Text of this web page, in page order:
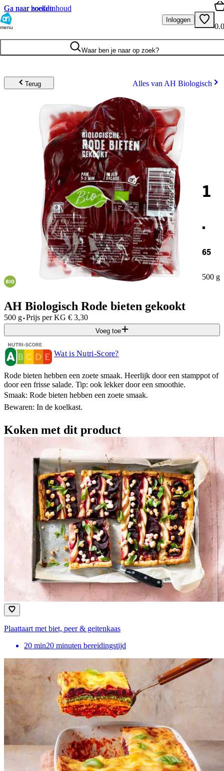
Ga naar hoofdinhoud
Ga naar zoeken
menu
Inloggen
Waar ben je naar op zoek?
Terug Alles van AH Biologisch
1
.
65
500 g
AH Biologisch Rode bieten gekookt
500 g·Prijs per KG € 3,30
Voeg toe
Wat is Nutri-Score?
Rode bieten hebben een zoete smaak. Heerlijk door een stamppot of
door een frisse salade. Tip: ook lekker door een smoothie.
Smaak: Rode bieten hebben een zoete smaak.
Bewaren: In de koelkast.
Koken met dit product
Plaattaart met biet, peer & geitenkaas
20 min20 minuten bereidingstijd